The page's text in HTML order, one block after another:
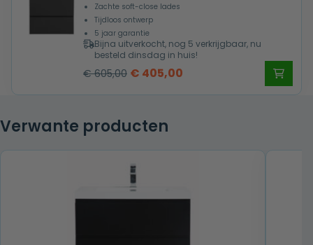
Zachte soft-close lades
Tijdloos ontwerp
5 jaar garantie
Bijna uitverkocht, nog 5 verkrijgbaar, nu
besteld dinsdag in huis!
€605,00 Oorspronkelijke
€ 605,00.
€ 405,00
Verwante producten